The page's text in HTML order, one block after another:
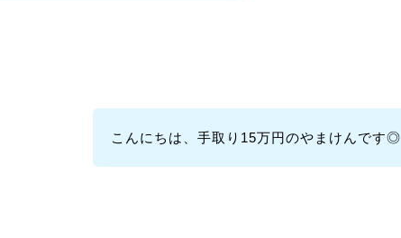
こんにちは、手取り15万円のやまけんです◎